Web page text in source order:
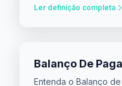
Ler definição completa
Balanço De
Entenda o Balanço